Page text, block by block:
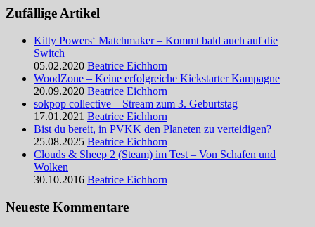
Zufällige Artikel
Kitty Powers‘ Matchmaker – Kommt bald auch auf die
Switch
05.02.2020 Beatrice Eichhorn
WoodZone – Keine erfolgreiche Kickstarter Kampagne
20.09.2020 Beatrice Eichhorn
sokpop collective – Stream zum 3. Geburtstag
17.01.2021 Beatrice Eichhorn
Bist du bereit, in PVKK den Planeten zu verteidigen?
25.08.2025 Beatrice Eichhorn
Clouds & Sheep 2 (Steam) im Test – Von Schafen und
Wolken
30.10.2016 Beatrice Eichhorn
Neueste Kommentare